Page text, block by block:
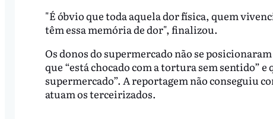
"É óbvio que toda aquela dor física, quem
têm essa memória de dor", finalizou.
Os donos do supermercado não se
que “está chocado com a tortura sem sentido”
supermercado”. A reportagem não conseguiu
atuam os terceirizados.